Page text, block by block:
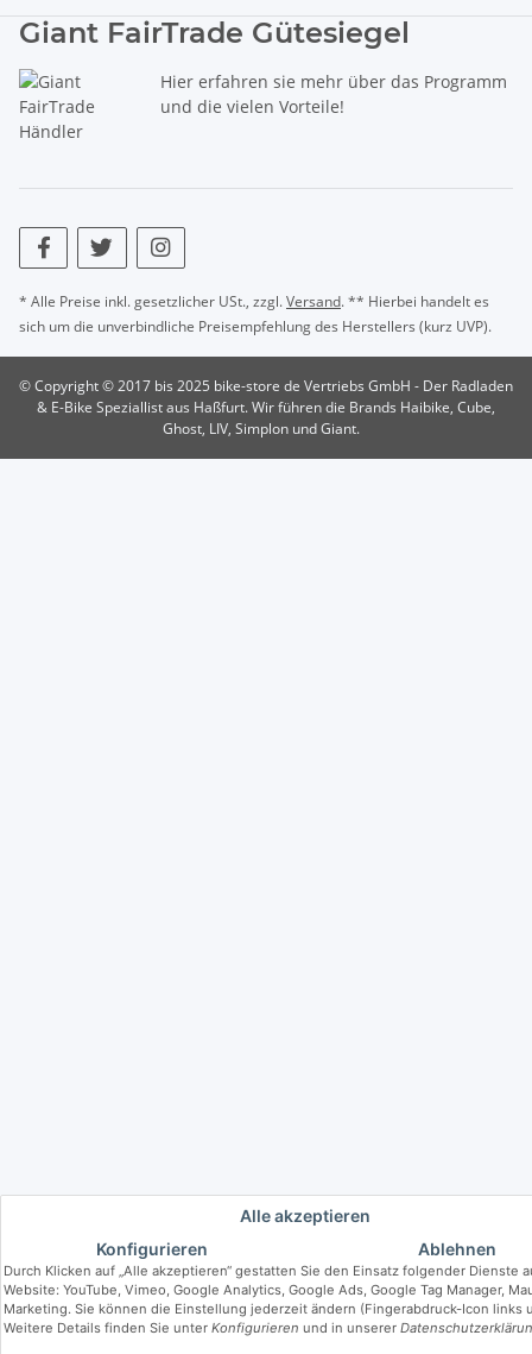
Alle akzeptieren
Konfigurieren
Ablehnen
Durch Klicken auf „Alle akzeptieren“ gestatten Sie den Einsatz folgender Dienste
Website: YouTube, Vimeo, Google Analytics, Google Ads, Google Tag Manager,
Marketing. Sie können die Einstellung jederzeit ändern (Fingerabdruck-Icon links
Weitere Details finden Sie unter Konfigurieren und in unserer
Giant FairTrade Gütesiegel
Hier erfahren sie mehr über das Programm
und die vielen Vorteile!
* Alle Preise inkl. gesetzlicher USt., zzgl.Versand. ** Hierbei handelt es
sich um die unverbindliche Preisempfehlung des Herstellers (kurz UVP).
© Copyright © 2017 bis 2025 bike-store de Vertriebs GmbH - Der Radladen
& E-Bike Speziallist aus Haßfurt. Wir führen die Brands Haibike, Cube,
Ghost, LIV, Simplon und Giant.